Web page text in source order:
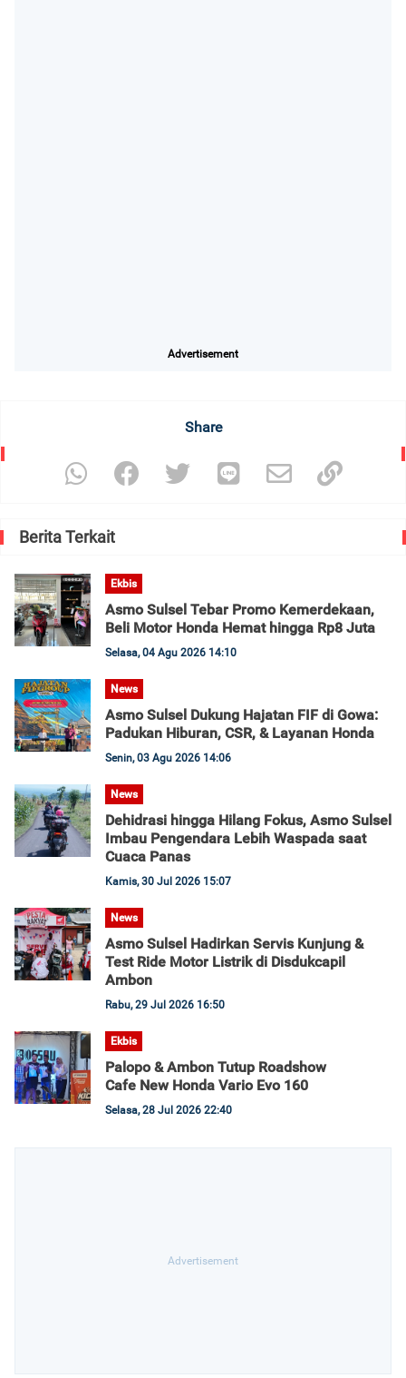
Advertisement
Share
Berita Terkait
Ekbis
Asmo Sulsel Tebar Promo Kemerdekaan,
Beli Motor Honda Hemat hingga Rp8 Juta
Selasa, 04 Agu 2026 14:10
News
Asmo Sulsel Dukung Hajatan FIF di Gowa:
Padukan Hiburan, CSR, & Layanan Honda
Senin, 03 Agu 2026 14:06
News
Dehidrasi hingga Hilang Fokus, Asmo Sulsel
Imbau Pengendara Lebih Waspada saat
Cuaca Panas
Kamis, 30 Jul 2026 15:07
News
Asmo Sulsel Hadirkan Servis Kunjung &
Test Ride Motor Listrik di Disdukcapil
Ambon
Rabu, 29 Jul 2026 16:50
Ekbis
Palopo & Ambon Tutup Roadshow
Cafe New Honda Vario Evo 160
Selasa, 28 Jul 2026 22:40